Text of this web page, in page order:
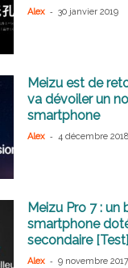
Alex - 30 janvier 2019
Meizu est de
va dévoiler un
smartphone
Alex - 4 décembre 2018
Meizu Pro 7 : un
smartphone
secondaire [Test]
Alex - 9 novembre 2017